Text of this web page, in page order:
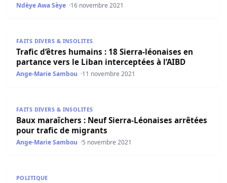
Ndèye Awa Sèye 16 novembre 2021
FAITS DIVERS & INSOLITES
Trafic d’êtres humains : 18 Sierra-léonaises en
partance vers le Liban interceptées à l’AIBD
Ange-Marie Sambou 11 novembre 2021
FAITS DIVERS & INSOLITES
Baux maraîchers : Neuf Sierra-Léonaises arrêtées
pour trafic de migrants
Ange-Marie Sambou 5 novembre 2021
POLITIQUE